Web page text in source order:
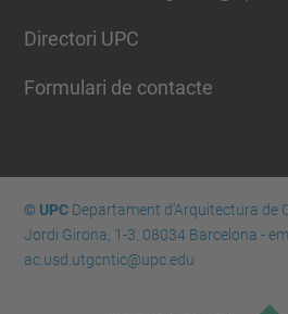
Directori UPC
Formulari de contacte
© UPCDepartament d'Arquitectura de
Jordi Girona, 1-3. 08034 Barcelona -
ac.usd.utgcntic@upc.edu